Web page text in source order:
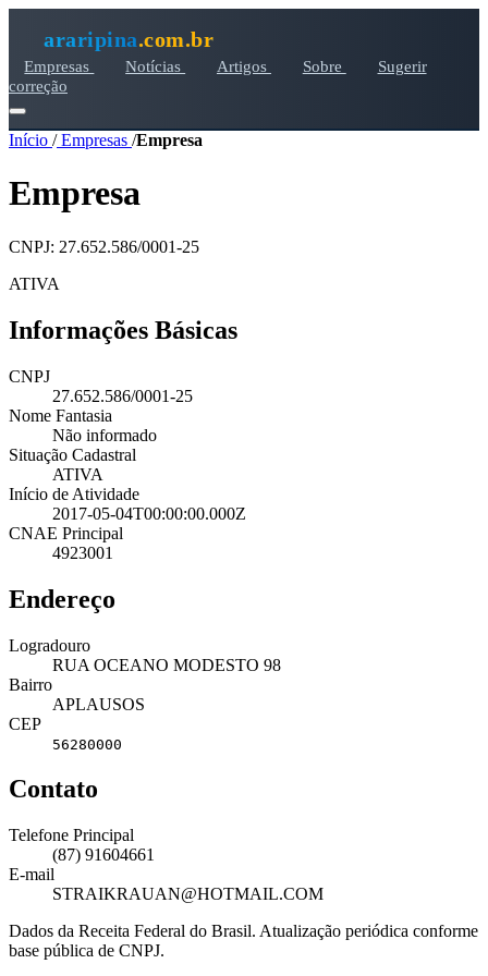
araripina.com.br
Empresas Notícias Artigos Sobre
Sugerir
correção
Início /Empresas /Empresa
Empresa
CNPJ: 27.652.586/0001-25
ATIVA
Informações Básicas
CNPJ
27.652.586/0001-25
Nome Fantasia
Não informado
Situação Cadastral
ATIVA
Início de Atividade
2017-05-04T00:00:00.000Z
CNAE Principal
4923001
Endereço
Logradouro
RUA OCEANO MODESTO 98
Bairro
APLAUSOS
CEP
56280000
Contato
Telefone Principal
(87) 91604661
E-mail
STRAIKRAUAN@HOTMAIL.COM
Dados da Receita Federal do Brasil. Atualização periódica conforme
base pública de CNPJ.